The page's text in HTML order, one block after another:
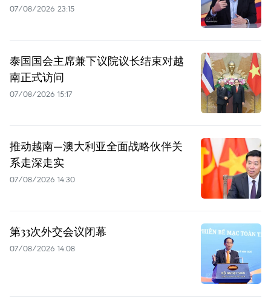
07/08/2026 23:15
泰国国会主席兼下议院议长结束对越
南正式访问
07/08/2026 15:17
推动越南—澳大利亚全面战略伙伴关
系走深走实
07/08/2026 14:30
第33次外交会议闭幕
07/08/2026 14:08